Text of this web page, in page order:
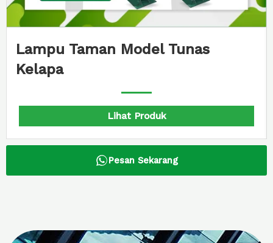
Lampu Taman Model Tunas
Kelapa
Lihat Produk
Pesan Sekarang